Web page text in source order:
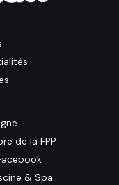
de la FPP
& Spa